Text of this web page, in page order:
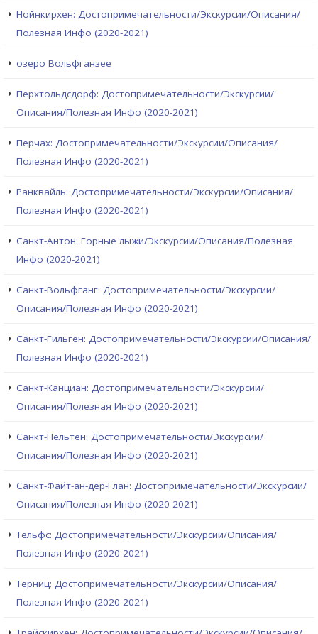
Нойнкирхен: Достопримечательности/Экскурсии/Описания/
Полезная Инфо (2020-2021)
озеро Вольфганзее
Перхтольдсдорф: Достопримечательности/Экскурсии/
Описания/Полезная Инфо (2020-2021)
Перчах: Достопримечательности/Экскурсии/Описания/
Полезная Инфо (2020-2021)
Ранквайль: Достопримечательности/Экскурсии/Описания/
Полезная Инфо (2020-2021)
Санкт-Антон: Горные лыжи/Экскурсии/Описания/Полезная
Инфо (2020-2021)
Санкт-Вольфганг: Достопримечательности/Экскурсии/
Описания/Полезная Инфо (2020-2021)
Санкт-Гильген: Достопримечательности/Экскурсии/Описания/
Полезная Инфо (2020-2021)
Санкт-Канциан: Достопримечательности/Экскурсии/
Описания/Полезная Инфо (2020-2021)
Санкт-Пёльтен: Достопримечательности/Экскурсии/
Описания/Полезная Инфо (2020-2021)
Санкт-Файт-ан-дер-Глан: Достопримечательности/Экскурсии/
Описания/Полезная Инфо (2020-2021)
Тельфс: Достопримечательности/Экскурсии/Описания/
Полезная Инфо (2020-2021)
Терниц: Достопримечательности/Экскурсии/Описания/
Полезная Инфо (2020-2021)